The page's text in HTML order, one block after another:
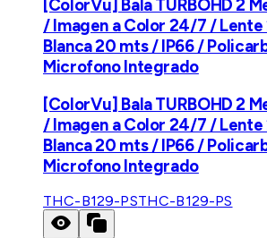
[ColorVu] Bala TURBOHD 2
/ Imagen a Color 24/7 / Lente
Blanca 20 mts / IP66 /
Microfono Integrado
[ColorVu] Bala TURBOHD 2
/ Imagen a Color 24/7 / Lente
Blanca 20 mts / IP66 /
Microfono Integrado
THC-B129-PSTHC-B129-PS